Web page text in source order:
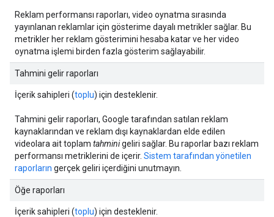
Reklam performansı raporları, video oynatma sırasında
yayınlanan reklamlar için gösterime dayalı metrikler sağlar. Bu
metrikler her reklam gösterimini hesaba katar ve her video
oynatma işlemi birden fazla gösterim sağlayabilir.
Tahmini gelir raporları
İçerik sahipleri (toplu) için desteklenir.
Tahmini gelir raporları, Google tarafından satılan reklam
kaynaklarından ve reklam dışı kaynaklardan elde edilen
videolara ait toplam tahminigeliri sağlar. Bu raporlar bazı reklam
performansı metriklerini de içerir. Sistem tarafından yönetilen
raporların gerçek geliri içerdiğini unutmayın.
Öğe raporları
İçerik sahipleri (toplu) için desteklenir.